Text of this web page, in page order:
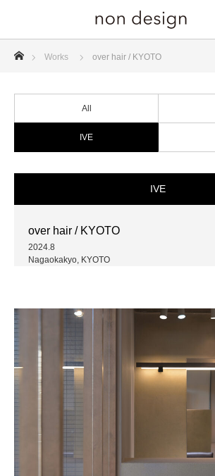
ホーム
Works over hair / KYOTO
All
IVE
IVE
over hair / KYOTO
2024.8
Nagaokakyo, KYOTO